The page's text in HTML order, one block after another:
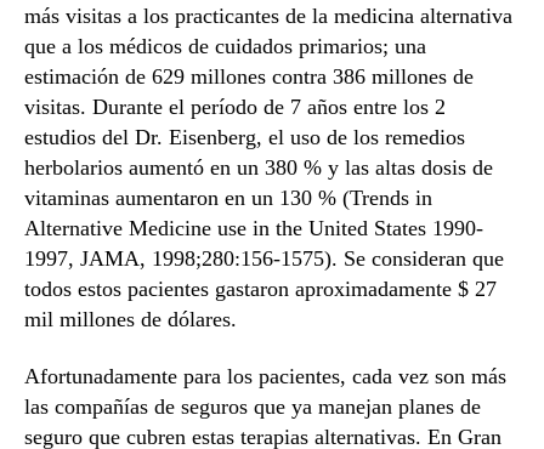
más visitas a los practicantes de la medicina alternativa
que a los médicos de cuidados primarios; una
estimación de 629 millones contra 386 millones de
visitas. Durante el período de 7 años entre los 2
estudios del Dr. Eisenberg, el uso de los remedios
herbolarios aumentó en un 380 % y las altas dosis de
vitaminas aumentaron en un 130 % (Trends in
Alternative Medicine use in the United States 1990-
1997, JAMA, 1998;280:156-1575). Se consideran que
todos estos pacientes gastaron aproximadamente $ 27
mil millones de dólares.
Afortunadamente para los pacientes, cada vez son más
las compañías de seguros que ya manejan planes de
seguro que cubren estas terapias alternativas. En Gran